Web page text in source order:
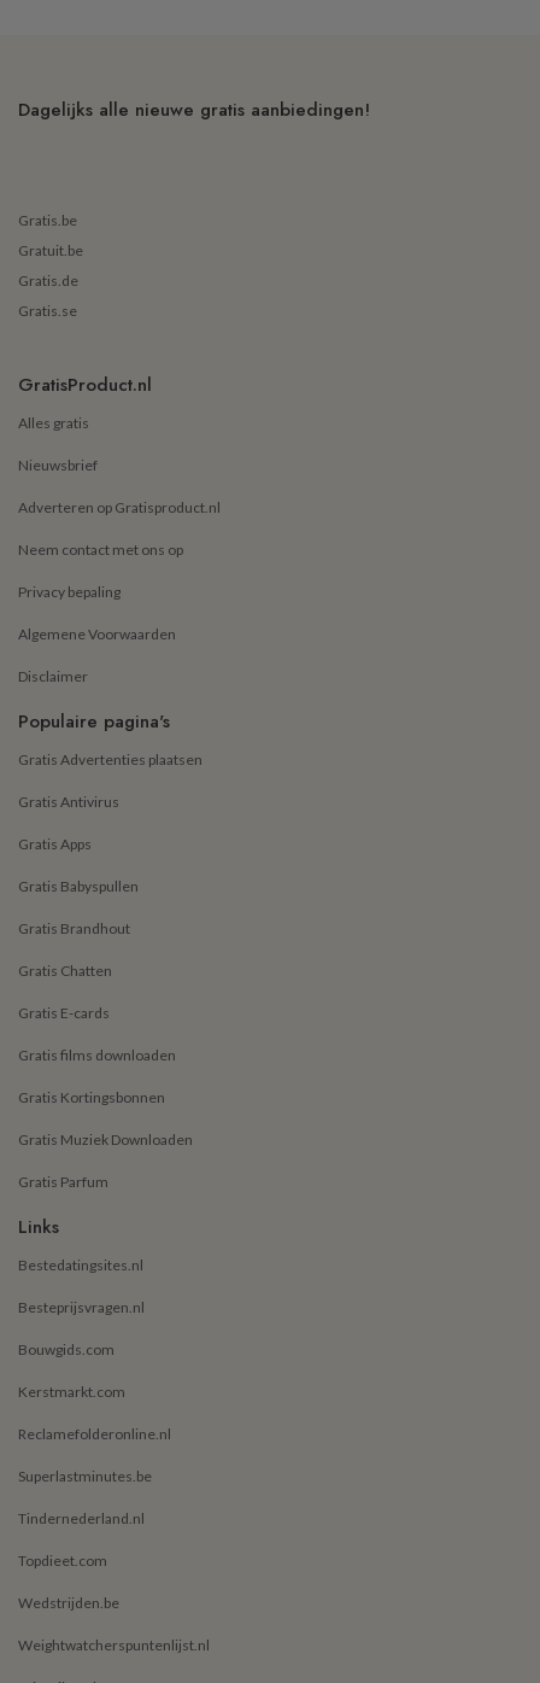
Dagelijks alle nieuwe gratis aanbiedingen!
Gratis.be
Gratuit.be
Gratis.de
Gratis.se
GratisProduct.nl
Alles gratis
Nieuwsbrief
Adverteren op Gratisproduct.nl
Neem contact met ons op
Privacy bepaling
Algemene Voorwaarden
Disclaimer
Populaire pagina's
Gratis Advertenties plaatsen
Gratis Antivirus
Gratis Apps
Gratis Babyspullen
Gratis Brandhout
Gratis Chatten
Gratis E-cards
Gratis films downloaden
Gratis Kortingsbonnen
Gratis Muziek Downloaden
Gratis Parfum
Links
Bestedatingsites.nl
Besteprijsvragen.nl
Bouwgids.com
Kerstmarkt.com
Reclamefolderonline.nl
Superlastminutes.be
Tindernederland.nl
Topdieet.com
Wedstrijden.be
Weightwatcherspuntenlijst.nl